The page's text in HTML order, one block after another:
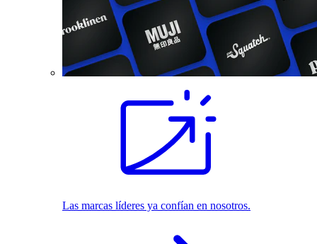
Las marcas líderes ya confían en nosotros.